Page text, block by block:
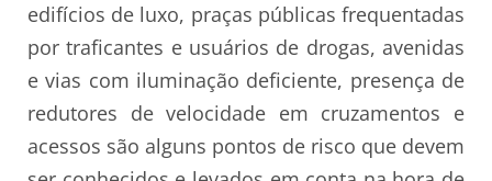
edifícios de luxo, praças públicas frequentadas
por traficantes e usuários de drogas, avenidas
e vias com iluminação deficiente, presença de
redutores de velocidade em cruzamentos e
acessos são alguns pontos de risco que devem